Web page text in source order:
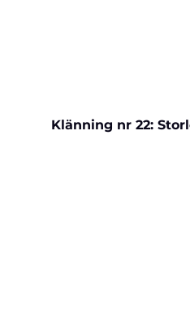
Klänning nr 22: